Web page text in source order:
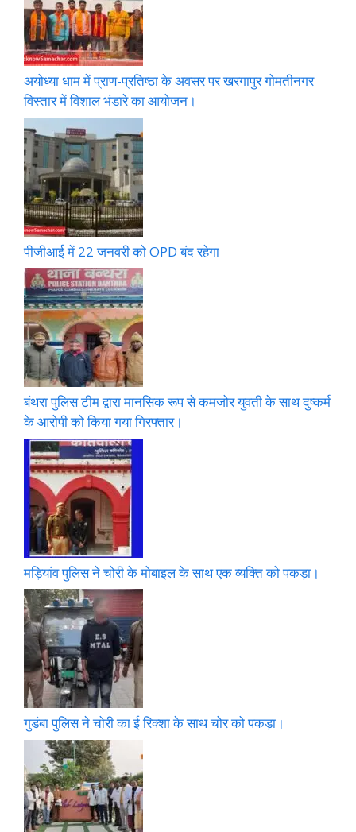
अयोध्या धाम में प्राण-प्रतिष्ठा के अवसर पर खरगापुर गोमतीनगर
विस्तार में विशाल भंडारे का आयोजन।
पीजीआई में 22 जनवरी को OPD बंद रहेगा
बंथरा पुलिस टीम द्वारा मानसिक रूप से कमजोर युवती के साथ दुष्कर्म
के आरोपी को किया गया गिरफ्तार।
मड़ियांव पुलिस ने चोरी के मोबाइल के साथ एक व्यक्ति को पकड़ा।
गुडंबा पुलिस ने चोरी का ई रिक्शा के साथ चोर को पकड़ा।